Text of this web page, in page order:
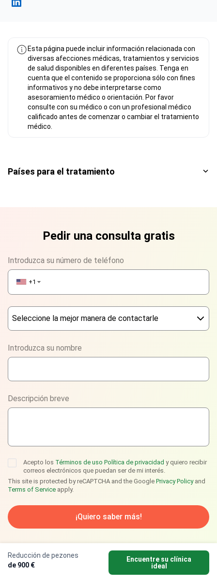
Reducción de pezones
de 900 €
Encuentre su clínica
ideal
Esta página puede incluir información relacionada con
diversas afecciones médicas, tratamientos y servicios
de salud disponibles en diferentes países. Tenga en
cuenta que el contenido se proporciona sólo con fines
informativos y no debe interpretarse como
asesoramiento médico o orientación. Por favor
consulte con su médico o con un profesional médico
calificado antes de comenzar o cambiar el tratamiento
médico.
Países para el tratamiento
Pedir una consulta gratis
Introduzca su número de teléfono
+1 ▼
Seleccione la mejor manera de contactarle
WhatsApp
Viber
Telegram
Introduzca su nombre
Descripción breve
Acepto los Términos de uso Política de privacidad y quiero recibir
correos electrónicos que puedan ser de mi interés.
This site is protected by reCAPTCHA and the Google Privacy Policyand
Terms of Service apply.
¡Quiero saber más!